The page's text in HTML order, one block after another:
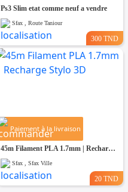
Ps3 Slim etat comme neuf a vendre
Sfax , Route Taniour
300 TND
Paiement à la livraison
45m Filament PLA 1.7mm | Recharge Stylo 3D
Sfax , Sfax Ville
20 TND